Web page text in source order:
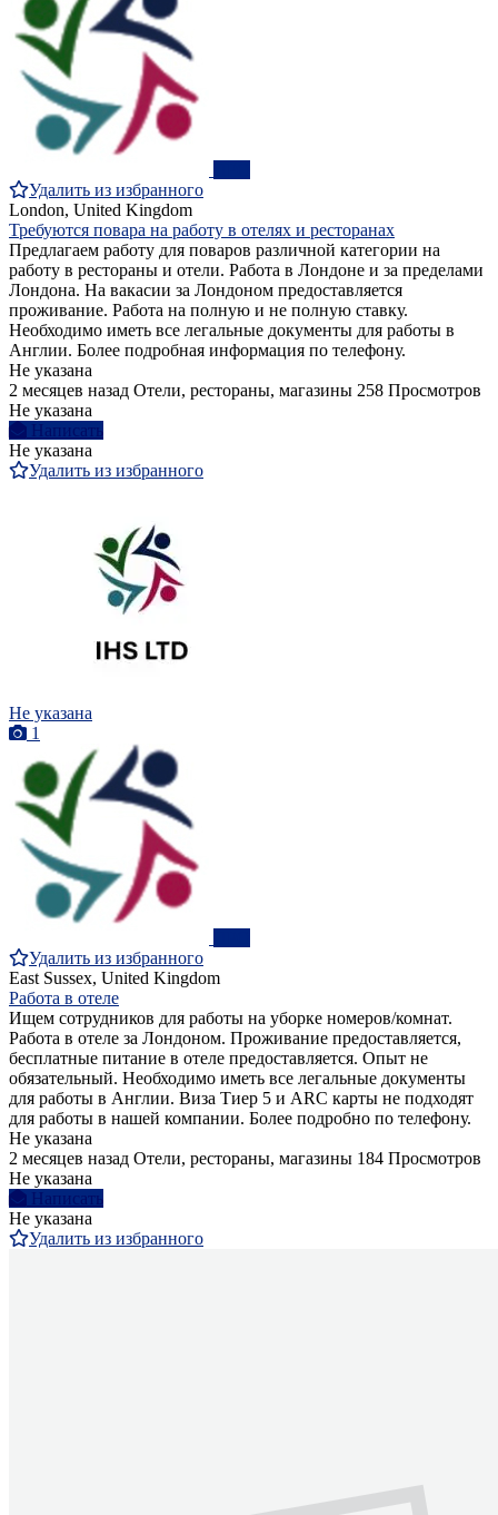
Удалить из избранного
London, United Kingdom
Требуются повара на работу в отелях и ресторанах
Предлагаем работу для поваров различной категории на
работу в рестораны и отели. Работа в Лондоне и за пределами
Лондона. На вакасии за Лондоном предоставляется
проживание. Работа на полную и не полную ставку.
Необходимо иметь все легальные документы для работы в
Англии. Более подробная информация по телефону.
Не указана
2 месяцев назад Отели, рестораны, магазины 258 Просмотров
Не указана
Написать
Не указана
Удалить из избранного
Не указана
1
Удалить из избранного
East Sussex, United Kingdom
Работа в отеле
Ищем сотрудников для работы на уборке номеров/комнат.
Работа в отеле за Лондоном. Проживание предоставляется,
бесплатные питание в отеле предоставляется. Опыт не
обязательный. Необходимо иметь все легальные документы
для работы в Англии. Виза Тиер 5 и ARC карты не подходят
для работы в нашей компании. Более подробно по телефону.
Не указана
2 месяцев назад Отели, рестораны, магазины 184 Просмотров
Не указана
Написать
Не указана
Удалить из избранного